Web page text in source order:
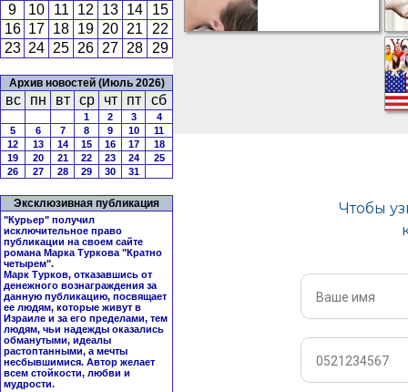
9 10 11 12 13 14
15
16 17 18 19 20 21
22
23 24 25 26 27 28 29
Архив новостей (Июль 2026)
вс пн вт ср чт пт сб
1 2 3
4
5
6 7 8 9 10
11
12
13 14 15 16 17
18
19
20 21 22 23 24
25
26
27 28 29 30 31
Эксклюзивная публикация
"Курьер" получил
исключительное право
публикации на своем сайте
романа Марка Туркова "Кратно
четырем".
Марк Турков, отказавшись от
денежного вознаграждения за
данную публикацию, посвящает
ее людям, которые живут в
Израиле и за его пределами, тем
людям, чьи надежды оказались
обманутыми, идеалы
растоптанными, а мечты
несбывшимися. Автор желает
всем стойкости, любви и
мудрости.